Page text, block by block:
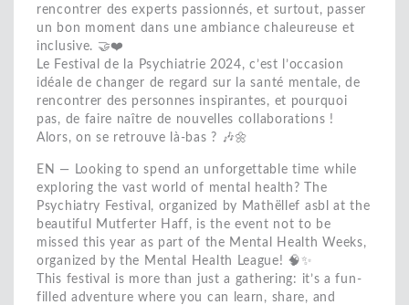
rencontrer des experts passionnés, et surtout, passer
un bon moment dans une ambiance chaleureuse et
inclusive. 🤝❤️
Le Festival de la Psychiatrie 2024, c’est l’occasion
idéale de changer de regard sur la santé mentale, de
rencontrer des personnes inspirantes, et pourquoi
pas, de faire naître de nouvelles collaborations !
Alors, on se retrouve là-bas ? 🎶🌼
EN — Looking to spend an unforgettable time while
exploring the vast world of mental health? The
Psychiatry Festival, organized by Mathëllef asbl at the
beautiful Mutferter Haff, is the event not to be
missed this year as part of the Mental Health Weeks,
organized by the Mental Health League! 🧠✨
This festival is more than just a gathering: it’s a fun-
filled adventure where you can learn, share, and